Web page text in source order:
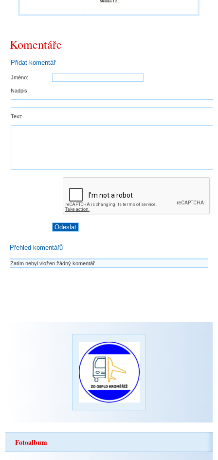
Komentáře
Přidat komentář
Jméno:
Nadpis:
Text:
Přehled komentářů
Zatím nebyl vložen žádný komentář
Fotoalbum